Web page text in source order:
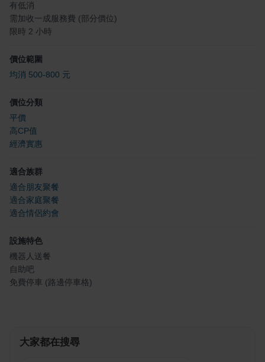
有低消
需加收一成服務費 (部分價位)
限時 2 小時
價位範圍
均消 500-800 元
價位分類
平價
高CP值
經濟實惠
適合族群
適合朋友聚餐
適合家庭聚餐
適合情侶約會
設施特色
機器人送餐
自助吧
免費停車 (路邊停車格)
大家都在搜尋